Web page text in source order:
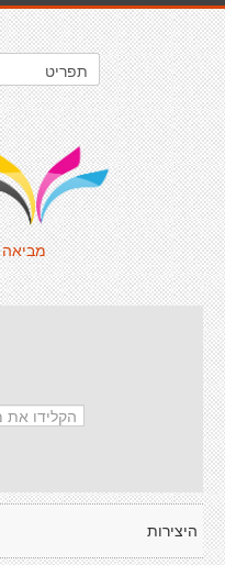
מביאה
היצירות